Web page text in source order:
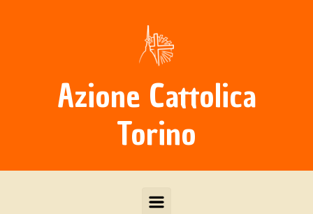
Azione Cattolica
Torino